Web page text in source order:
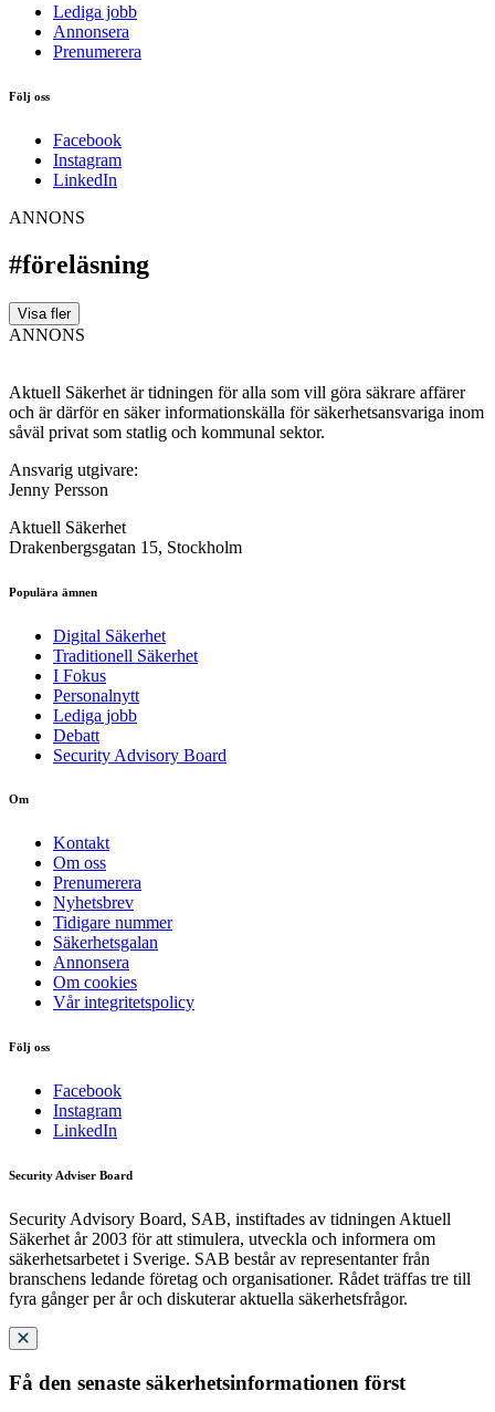
Lediga jobb
Annonsera
Prenumerera
Följ oss
Facebook
Instagram
LinkedIn
ANNONS
#föreläsning
Visa fler
ANNONS
Aktuell Säkerhet är tidningen för alla som vill göra säkrare affärer
och är därför en säker informationskälla för säkerhets­ansvariga inom
såväl privat som statlig och kommunal sektor.
Ansvarig utgivare:
Jenny Persson
Aktuell Säkerhet
Drakenbergsgatan 15, Stockholm
Populära ämnen
Digital Säkerhet
Traditionell Säkerhet
I Fokus
Personalnytt
Lediga jobb
Debatt
Security Advisory Board
Om
Kontakt
Om oss
Prenumerera
Nyhetsbrev
Tidigare nummer
Säkerhetsgalan
Annonsera
Om cookies
Vår integritetspolicy
Följ oss
Facebook
Instagram
LinkedIn
Security Adviser Board
Security Advisory Board, SAB, instiftades av tidningen Aktuell
Säkerhet år 2003 för att stimulera, utveckla och informera om
säkerhetsarbetet i Sverige. SAB består av representanter från
branschens ledande företag och organisationer. Rådet träffas tre till
fyra gånger per år och diskuterar aktuella säkerhetsfrågor.
Få den senaste säkerhetsinformationen först